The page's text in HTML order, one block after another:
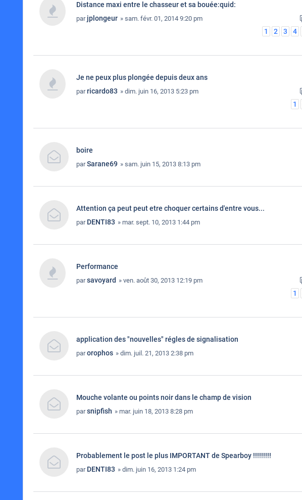
Distance maxi entre le chasseur et sa bouée:quid:
par jplongeur » sam. févr. 01, 2014 9:20 pm
1 2 3 4
Je ne peux plus plongée depuis deux ans
parricardo83 » dim. juin 16, 2013 5:23 pm
1
boire
parSarane69 » sam. juin 15, 2013 8:13 pm
Attention ça peut peut etre choquer certains d'entre vous...
par DENTI83 » mar. sept. 10, 2013 1:44 pm
Performance
parsavoyard » ven. août 30, 2013 12:19 pm
1
application des "nouvelles" régles de signalisation
parorophos » dim. juil. 21, 2013 2:38 pm
Mouche volante ou points noir dans le champ de vision
parsnipfish » mar. juin 18, 2013 8:28 pm
Probablement le post le plus IMPORTANT de Spearboy !!!!!!!!!
par DENTI83 » dim. juin 16, 2013 1:24 pm